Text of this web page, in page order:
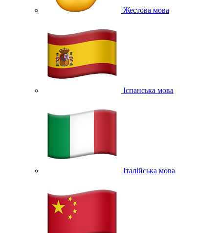
Жестова мова
Іспанська мова
Італійська мова